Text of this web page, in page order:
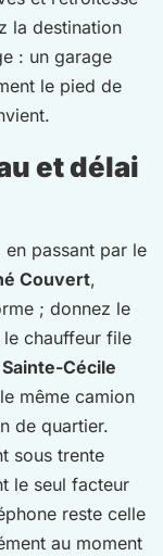
la destination
: un garage
le pied de
et délai
en passant par le
Couvert,
; donnez le
chauffeur file
Cécile
même camion
de quartier.
sous trente
le seul facteur
reste celle
au moment